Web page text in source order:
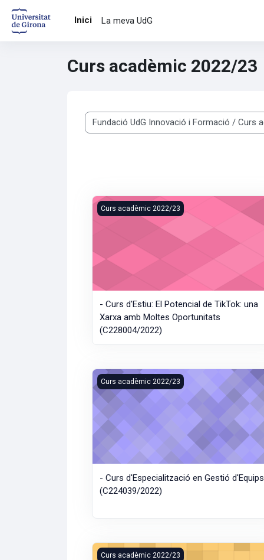
Ves al contingut principal
Inici
La meva UdG
Curs acadèmic 2022/23
Categories de cursos
- Curs d'Estiu: El Potencial de TikTok: una
Curs acadèmic 2022/23
- Curs d'Estiu: El Potencial de TikTok: una
Xarxa amb Moltes Oportunitats
(C228004/2022)
- Curs d'Especialització en Gestió d'Equips
Curs acadèmic 2022/23
- Curs d'Especialització en Gestió d'Equips
(C224039/2022)
- Com fer un projecte d'edificació amb
Curs acadèmic 2022/23